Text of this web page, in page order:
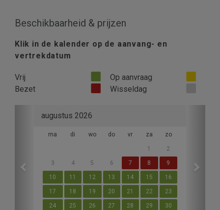
Beschikbaarheid & prijzen
Klik in de kalender op de aanvang- en
vertrekdatum
Vrij
Op aanvraag
Bezet
Wisseldag
augustus 2026
ma di wo do vr za zo
1 2
3 4 5 6 7 8 9
10 11 12 13 14 15 16
17 18 19 20 21 22 23
24 25 26 27 28 29 30
Previous